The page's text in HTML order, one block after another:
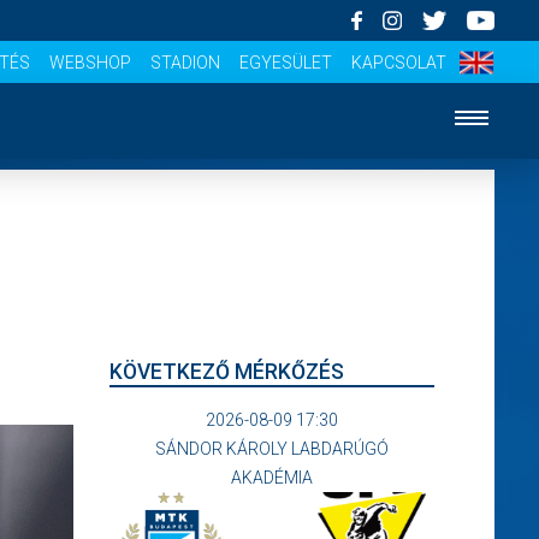
WEBSHOP STADION EGYESÜLET KAPCSOLAT
KÖVETKEZŐ MÉRKŐZÉS
2026-08-09 17:30
SÁNDOR KÁROLY LABDARÚGÓ
AKADÉMIA